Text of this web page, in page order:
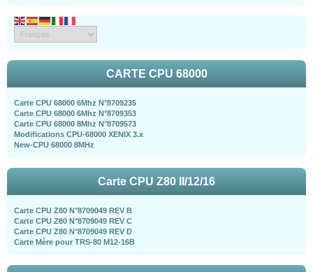
CARTE CPU 68000
Carte CPU 68000 6Mhz N°8709235
Carte CPU 68000 6Mhz N°8709353
Carte CPU 68000 8Mhz N°8709573
Modifications CPU-68000 XENIX 3.x
New-CPU 68000 8MHz
Carte CPU Z80 II/12/16
Carte CPU Z80 N°8709049 REV B
Carte CPU Z80 N°8709049 REV C
Carte CPU Z80 N°8709049 REV D
Carte Mère pour TRS-80 M12-16B